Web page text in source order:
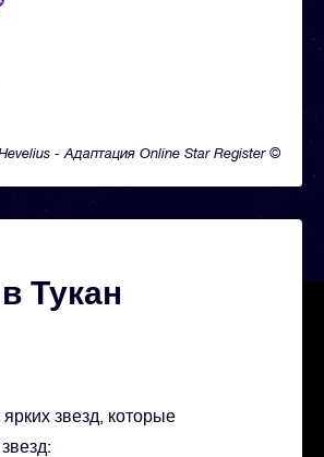
- Адаптация Online Star Register ©
Тукан
звезд, которые